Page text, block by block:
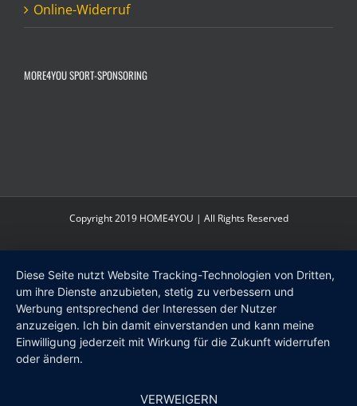
Online-Widerruf
MORE4YOU SPORT-SPONSORING
Copyright 2019 HOME4YOU | All Rights Reserved
Diese Seite nutzt Website Tracking-Technologien von Dritten,
um ihre Dienste anzubieten, stetig zu verbessern und
Werbung entsprechend der Interessen der Nutzer
anzuzeigen. Ich bin damit einverstanden und kann meine
Einwilligung jederzeit mit Wirkung für die Zukunft widerrufen
oder ändern.
VERWEIGERN